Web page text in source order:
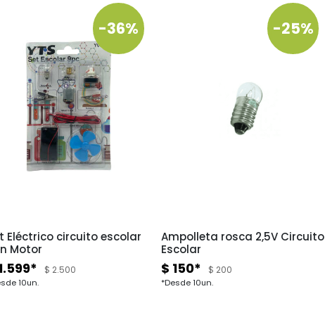
-36%
Eléctrico circuito escolar
Motor
$ 2.500
10un.
-25%
Ampolleta rosca 2,5V Circuito
Escolar
$ 150* $ 200
*Desde 10un.